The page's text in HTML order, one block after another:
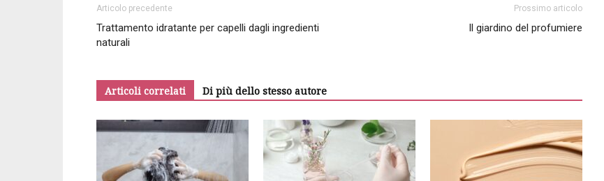
Articolo precedente
Trattamento idratante per capelli dagli ingredienti
naturali
Prossimo articolo
Il giardino del profumiere
Articoli correlati Di più dello stesso autore